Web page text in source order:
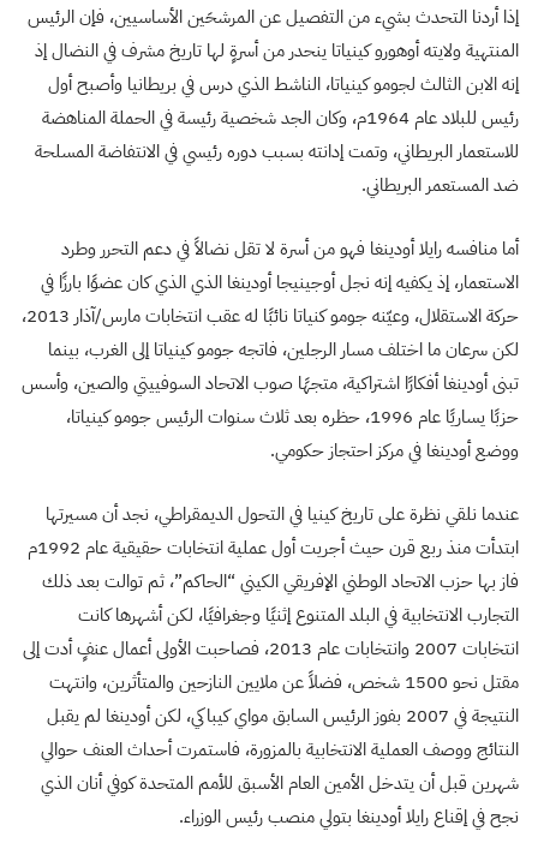
إذا أردنا التحدث بشيء من التفصيل عن المرشحَين الأساسيين، فإن الرئيس
المنتهية ولايته أوهورو كينياتا ينحدر من أسرةٍ لها تاريخ مشرف في النضال إذ
إنه الابن الثالث لجومو كينياتا، الناشط الذي درس في بريطانيا وأصبح أول
رئيس للبلاد عام 1964م، وكان الجد شخصية رئيسة في الحملة المناهضة
للاستعمار البريطاني، وتمت إدانته بسبب دوره رئيسي في الانتفاضة المسلحة
ضد المستعمر البريطاني.
أما منافسه رايلا أودينغا فهو من أسرة لا تقل نضالاً في دعم التحرر وطرد
الاستعمار، إذ يكفيه إنه نجل أوجينيجا أودينغا الذي الذي كان عضوًا بارزًا في
حركة الاستقلال، وعيّنه جومو كنياتا نائبًا له عقب انتخابات مارس/آذار 2013،
لكن سرعان ما اختلف مسار الرجلين، فاتجه جومو كينياتا إلى الغرب، بينما
تبنى أودينغا أفكارًا اشتراكية، متجهًا صوب الاتحاد السوفييتي والصين، وأسس
حزبًا يساريًا عام 1996، حظره بعد ثلاث سنوات الرئيس جومو كينياتا،
ووضع أودينغا في مركز احتجاز حكومي.
عندما نلقي نظرة على تاريخ كينيا في التحول الديمقراطي، نجد أن مسيرتها
ابتدأت منذ ربع قرن حيث أجريت أول عملية انتخابات حقيقية عام 1992م
فاز بها حزب الاتحاد الوطني الإفريقي الكيني “الحاكم”، ثم توالت بعد ذلك
التجارب الانتخابية في البلد المتنوع إثنيًا وجغرافيًا، لكن أشهرها كانت
انتخابات 2007 وانتخابات عام 2013، فصاحبت الأولى أعمال عنفٍ أدت إلى
مقتل نحو 1500 شخص، فضلاً عن ملايين النازحين والمتأثرين، وانتهت
النتيجة في 2007 بفوز الرئيس السابق مواي كيباكي، لكن أودينغا لم يقبل
النتائج ووصف العملية الانتخابية بالمزورة، فاستمرت أحداث العنف حوالي
شهرين قبل أن يتدخل الأمين العام الأسبق للأمم المتحدة كوفي أنان الذي
نجح في إقناع رايلا أودينغا بتولي منصب رئيس الوزراء.